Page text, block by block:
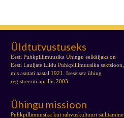
Üldtutvustuseks
Eesti Puhkpillimuusika Ühingu eelkäijaks on
Eesti Lauljate Liidu Puhkpillimuusika sektsioon,
mis asutati aastal 1921. Iseseisev ühing
registreeriti aprillis 2003.
Ühingu missioon
Puhkpillimuusika kui rahvuskultuuri säilitamine